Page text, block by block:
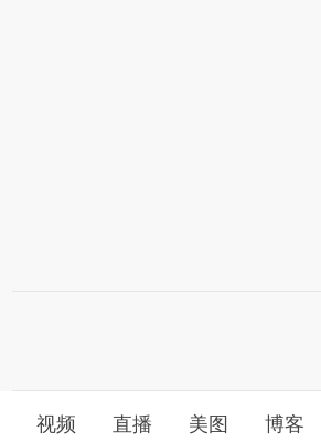
视频 直播 美图 博客